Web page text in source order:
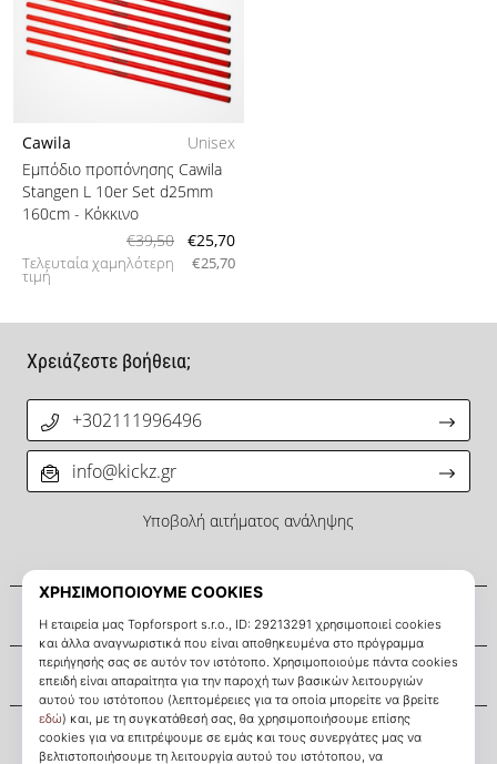
Cawila
Unisex
Εμπόδιο προπόνησης Cawila
Stangen L 10er Set d25mm
160cm - Κόκκινο
€39,50
€25,70
Τελευταία χαμηλότερη
τιμή
€25,70
Σχετικά μ' εμάς
Εξυπηρέτηση πελατών
Χρειάζεστε βοήθεια;
+302111996496
info@kickz.gr
Υποβολή αιτήματος ανάληψης